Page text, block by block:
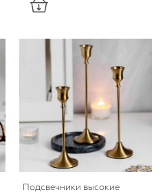
Подсвечники высокие